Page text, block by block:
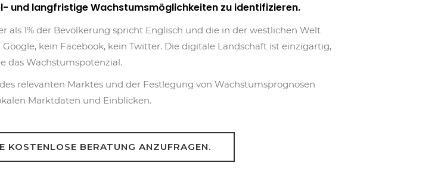
und langfristige Wachstumsmöglichkeiten zu identifizieren.
1% der Bevölkerung spricht Englisch und die in der westlichen Welt
kein Facebook, kein Twitter. Die digitale Landschaft ist einzigartig,
das Wachstumspotenzial.
relevanten Marktes und der Festlegung von Wachstumsprognosen
Marktdaten und Einblicken.
KOSTENLOSE BERATUNG ANZUFRAGEN.